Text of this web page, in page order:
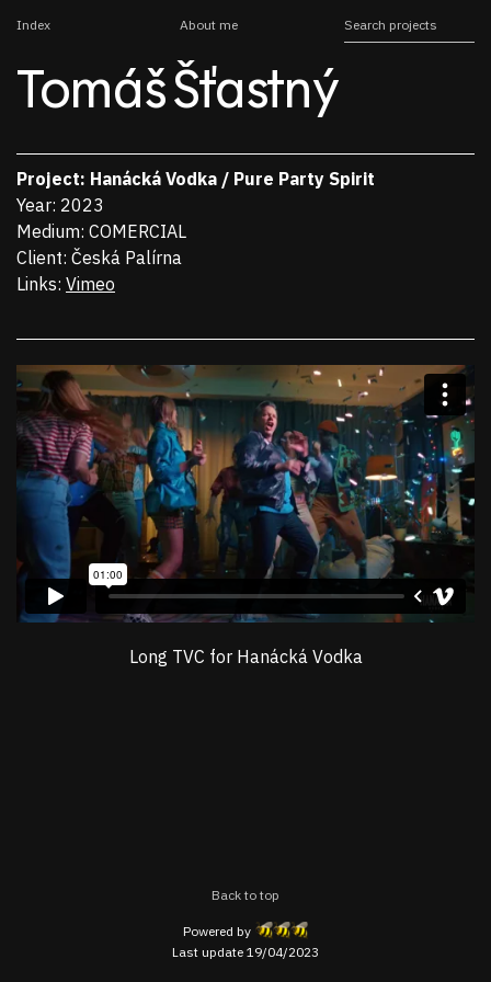
Tomáš Šťastný
Index About me
Project Hanácká Vodka / Pure Party Spirit
Year 2023
Medium COMERCIAL
Client Česká Palírna
Links Vimeo
Long TVC for Hanácká Vodka
Back to top
Powered by
Last update 19/04/2023